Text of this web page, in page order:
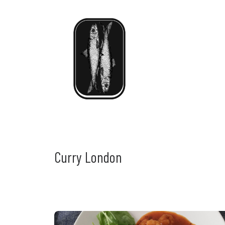
Curry London